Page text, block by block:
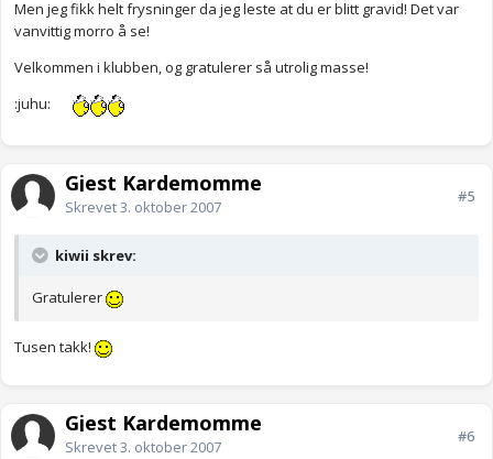
Men jeg fikk helt frysninger da jeg leste at du er blitt gravid! Det var
vanvittig morro å se!
Velkommen i klubben, og gratulerer så utrolig masse!
:juhu:
Gjest Kardemomme
Skrevet3. oktober 2007
#5
kiwii skrev:
Gratulerer
Tusen takk!
Gjest Kardemomme
Skrevet3. oktober 2007
#6